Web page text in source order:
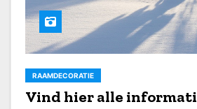
RAAMDECORATIE
Vind hier alle